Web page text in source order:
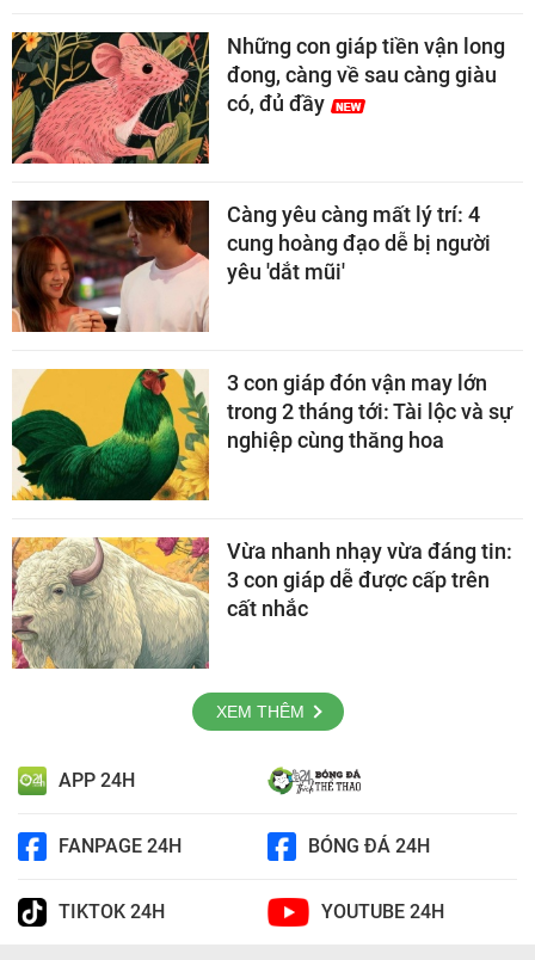
Những con giáp tiền vận long
đong, càng về sau càng giàu
có, đủ đầy
Càng yêu càng mất lý trí: 4
cung hoàng đạo dễ bị người
yêu 'dắt mũi'
3 con giáp đón vận may lớn
trong 2 tháng tới: Tài lộc và sự
nghiệp cùng thăng hoa
Vừa nhanh nhạy vừa đáng tin:
3 con giáp dễ được cấp trên
cất nhắc
XEM THÊM
APP 24H
FANPAGE 24H BÓNG ĐÁ 24H
TIKTOK 24H YOUTUBE 24H